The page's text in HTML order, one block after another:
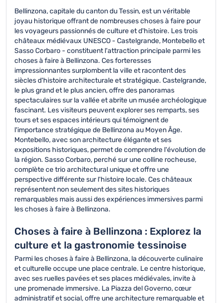
Bellinzona, capitale du canton du Tessin, est un véritable
joyau historique offrant de nombreuses choses à faire pour
les voyageurs passionnés de culture et d'histoire. Les trois
châteaux médiévaux UNESCO - Castelgrande, Montebello et
Sasso Corbaro - constituent l'attraction principale parmi les
choses à faire à Bellinzona. Ces forteresses
impressionnantes surplombent la ville et racontent des
siècles d'histoire architecturale et stratégique. Castelgrande,
le plus grand et le plus ancien, offre des panoramas
spectaculaires sur la vallée et abrite un musée archéologique
fascinant. Les visiteurs peuvent explorer ses remparts, ses
tours et ses espaces intérieurs qui témoignent de
l'importance stratégique de Bellinzona au Moyen Âge.
Montebello, avec son architecture élégante et ses
expositions historiques, permet de comprendre l'évolution de
la région. Sasso Corbaro, perché sur une colline rocheuse,
complète ce trio architectural unique et offre une
perspective différente sur l'histoire locale. Ces châteaux
représentent non seulement des sites historiques
remarquables mais aussi des expériences immersives parmi
les choses à faire à Bellinzona.
Choses à faire à Bellinzona : Explorez la
culture et la gastronomie tessinoise
Parmi les choses à faire à Bellinzona, la découverte culinaire
et culturelle occupe une place centrale. Le centre historique,
avec ses ruelles pavées et ses places médiévales, invite à
une promenade immersive. La Piazza del Governo, cœur
administratif et social, offre une architecture remarquable et